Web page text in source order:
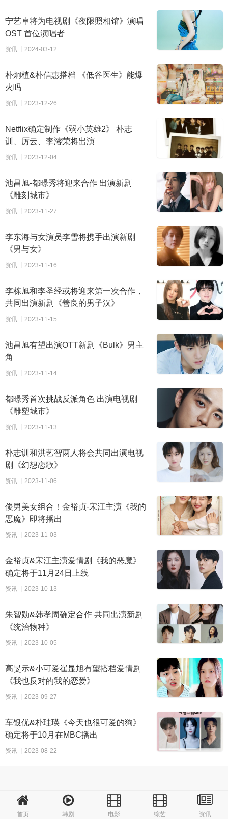
首页 韩剧 电影 综艺 资讯
宁艺卓将为电视剧《夜限照相馆》演唱
OST 首位演唱者
资讯 2024-03-12
朴炯植&朴信惠搭档 《低谷医生》能爆
火吗
资讯 2023-12-26
Netflix确定制作《弱小英雄2》 朴志
训、厉云、李濬荣将出演
资讯 2023-12-04
池昌旭-都暻秀将迎来合作 出演新剧
《雕刻城市》
资讯 2023-11-27
李东海与女演员李雪将携手出演新剧
《男与女》
资讯 2023-11-16
李栋旭和李圣经或将迎来第一次合作，
共同出演新剧《善良的男子汉》
资讯 2023-11-15
池昌旭有望出演OTT新剧《Bulk》男主
角
资讯 2023-11-14
都暻秀首次挑战反派角色 出演电视剧
《雕塑城市》
资讯 2023-11-13
朴志训和洪艺智两人将会共同出演电视
剧《幻想恋歌》
资讯 2023-11-06
俊男美女组合！金裕贞-宋江主演《我的
恶魔》即将播出
资讯 2023-11-03
金裕贞&宋江主演爱情剧《我的恶魔》
确定将于11月24日上线
资讯 2023-10-13
朱智勋&韩孝周确定合作 共同出演新剧
《统治物种》
资讯 2023-10-05
高旻示&小可爱崔显旭有望搭档爱情剧
《我也反对的我的恋爱》
资讯 2023-09-27
车银优&朴珪瑛《今天也很可爱的狗》
确定将于10月在MBC播出
资讯 2023-08-22